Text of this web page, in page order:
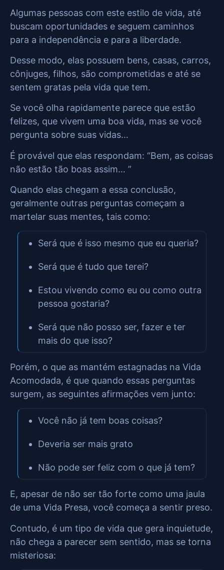
Algumas pessoas com este estilo de vida, até
buscam oportunidades e seguem caminhos
para a independência e para a liberdade.
Desse modo, elas possuem bens, casas, carros,
cônjuges, filhos, são comprometidas e até se
sentem gratas pela vida que tem.
Se você olha rapidamente parece que estão
felizes, que vivem uma boa vida, mas se você
pergunta sobre suas vidas…
É provável que elas respondam: “Bem, as coisas
não estão tão boas assim… ”
Quando elas chegam a essa conclusão,
geralmente outras perguntas começam a
martelar suas mentes, tais como:
Será que é isso mesmo que eu queria?
Será que é tudo que terei?
Estou vivendo como eu ou como outra
pessoa gostaria?
Será que não posso ser, fazer e ter
mais do que isso?
Porém, o que as mantém estagnadas na Vida
Acomodada, é que quando essas perguntas
surgem, as seguintes afirmações vem junto:
Você não já tem boas coisas?
Deveria ser mais grato
Não pode ser feliz com o que já tem?
E, apesar de não ser tão forte como uma jaula
de uma Vida Presa, você começa a sentir preso.
Contudo, é um tipo de vida que gera inquietude,
não chega a parecer sem sentido, mas se torna
misteriosa: